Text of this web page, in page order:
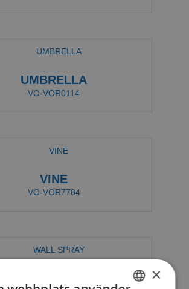
UMBRELLA
VO-VOR0114
VINE
VO-VOR7784
×